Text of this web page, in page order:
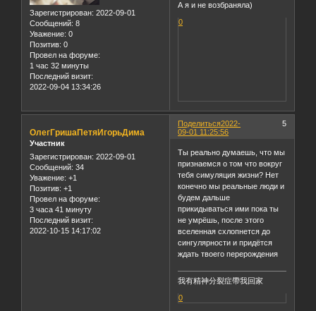
Зарегистрирован: 2022-09-01
Сообщений: 8
Уважение: 0
Позитив: 0
Провел на форуме:
1 час 32 минуты
Последний визит:
2022-09-04 13:34:26
А я и не возбраняла)
0
Поделиться 5
2022-
09-01 11:25:56
ОлегГришаПетяИгорьДима
Участник
Зарегистрирован: 2022-09-01
Сообщений: 34
Уважение: +1
Позитив: +1
Провел на форуме:
3 часа 41 минуту
Последний визит:
2022-10-15 14:17:02
Ты реально думаешь, что мы
признаемся о том что вокруг
тебя симуляция жизни? Нет
конечно мы реальные люди и
будем дальше
прикидываться ими пока ты
не умрёшь, после этого
вселенная схлопнется до
сингулярности и придётся
ждать твоего перерождения
我有精神分裂症帶我回家
0